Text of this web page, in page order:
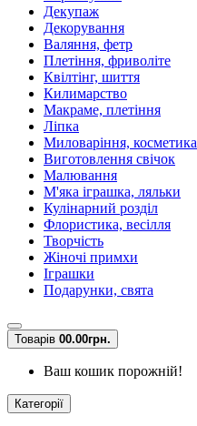
Декупаж
Декорування
Валяння, фетр
Плетіння, фриволіте
Квілтінг, шиття
Килимарство
Макраме, плетіння
Ліпка
Миловаріння, косметика
Виготовлення свічок
Малювання
М'яка іграшка, ляльки
Кулінарний розділ
Флористика, весілля
Творчість
Жіночі примхи
Іграшки
Подарунки, свята
Товарів 00.00грн.
Ваш кошик порожній!
Категорії